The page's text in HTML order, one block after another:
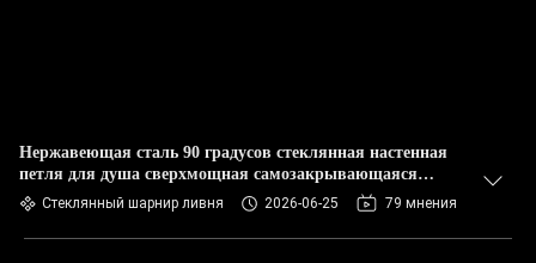
Нержавеющая сталь 90 градусов стеклянная настенная
петля для душа сверхмощная самозакрывающаяся
гидравлическая петля для ванной комнаты
Стеклянный шарнир ливня 2026-06-25 79 мнения